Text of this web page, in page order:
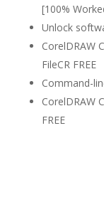
[100%
Unlock
CorelDRAW
FileCR FREE
Command-
CorelDRAW
FREE